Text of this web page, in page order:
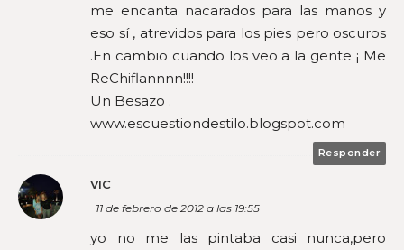
me encanta nacarados para las manos y
eso sí , atrevidos para los pies pero oscuros
.En cambio cuando los veo a la gente ¡ Me
ReChiflannnn!!!!
Un Besazo .
www.escuestiondestilo.blogspot.com
Responder
VIC
11 de febrero de 2012 a las 19:55
yo no me las pintaba casi nunca,pero